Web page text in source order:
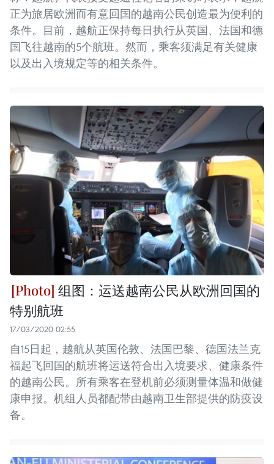
正为旅居欧洲而有意回国的越南公民创造最为便利的
条件。目前，越航正保持每日执行从英国、法国和德
国飞往越南的5个航班。然而，乘客须满足有关健康
以及出入境规定等的相关条件。
组图：运送越南公民从欧洲回国的
特别航班
17/03/2020 02:55
自15日起，越航从英国伦敦、法国巴黎、德国法兰克
福起飞回国的航班将运送符合出入境要求、健康条件
的越南公民。所有乘客在登机前必须测量体温和做健
康申报。机组人员都配带由越南卫生部提供的防疫设
备。